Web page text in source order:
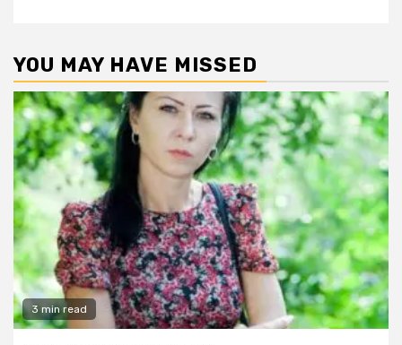
YOU MAY HAVE MISSED
3 min read